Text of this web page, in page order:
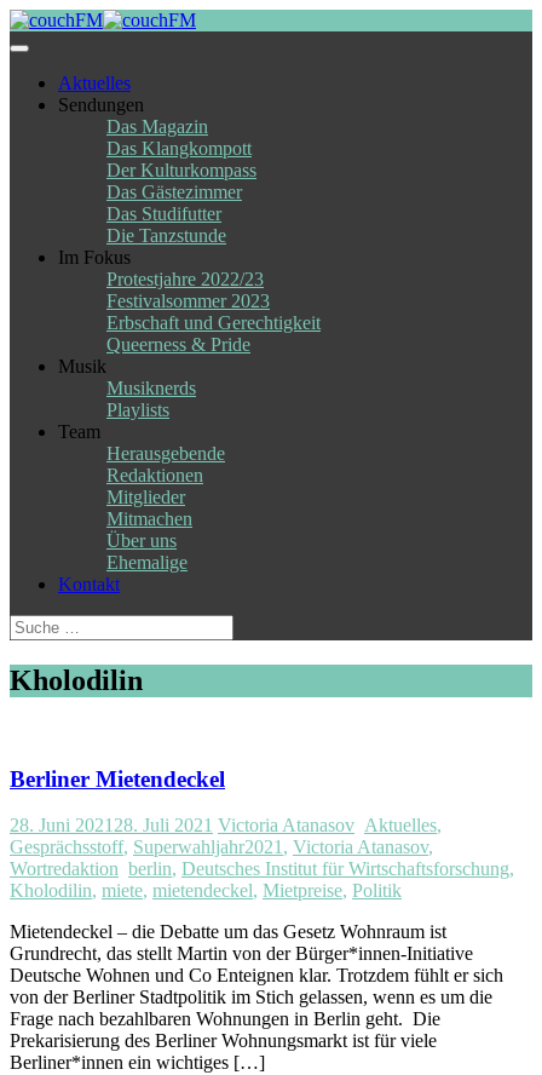
Skip
to
Aktuelles
Sendungen
Das Magazin
Das Klangkompott
Der Kulturkompass
Das Gästezimmer
Das Studifutter
Die Tanzstunde
Im Fokus
Protestjahre 2022/23
Festivalsommer 2023
Erbschaft und Gerechtigkeit
Queerness & Pride
Musik
Musiknerds
Playlists
Team
Herausgebende
Redaktionen
Mitglieder
Mitmachen
Über uns
Ehemalige
Kontakt
Suche
nach:
Kholodilin
Berliner Mietendeckel
28. Juni 2021 28. Juli 2021 Victoria Atanasov Aktuelles,
Gesprächsstoff, Superwahljahr2021 , Victoria Atanasov,
Wortredaktion berlin, Deutsches Institut für Wirtschaftsforschung,
Kholodilin, miete, mietendeckel, Mietpreise, Politik
Mietendeckel – die Debatte um das Gesetz Wohnraum ist
Grundrecht, das stellt Martin von der Bürger*innen-Initiative
Deutsche Wohnen und Co Enteignen klar. Trotzdem fühlt er sich
von der Berliner Stadtpolitik im Stich gelassen, wenn es um die
Frage nach bezahlbaren Wohnungen in Berlin geht. Die
Prekarisierung des Berliner Wohnungsmarkt ist für viele
Berliner*innen ein wichtiges […]